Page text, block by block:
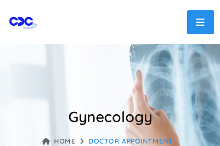
Gynecology
HOME DOCTOR APPOINTMENT